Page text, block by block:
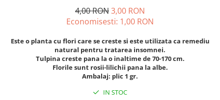
Seminte dovlecel / dovleac
Seminte morcovi
Seminte pastarnac
Seminte plante aromatice
4,00 RON3,00 RON
Economisesti: 1,00 RON
Este o planta cu flori care se creste si este utilizata ca remediu
natural pentru tratarea insomnei.
Tulpina creste pana la o inaltime de 70-170 cm.
Florile sunt rosii-lilichii pana la albe.
Ambalaj: plic 1 gr.
IN STOC